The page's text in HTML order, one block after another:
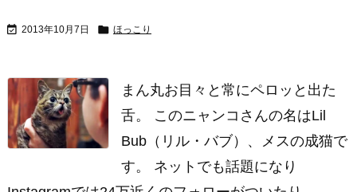
 2013年10月7日  ほっこり
まん丸お目々と常にペロッと出た
舌。 このニャンコさんの名はLil
Bub（リル・バブ）、メスの成猫で
す。 ネットでも話題になり